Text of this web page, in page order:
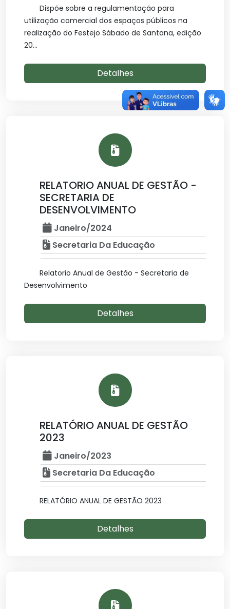
Dispõe sobre a regulamentação para
utilização comercial dos espaços públicos na
realização do Festejo Sábado de Santana, edição
20...
Detalhes
RELATORIO ANUAL DE GESTÃO -
SECRETARIA DE
DESENVOLVIMENTO
Janeiro/2024
Secretaria Da Educação
Relatorio Anual de Gestão - Secretaria de
Desenvolvimento
Detalhes
RELATÓRIO ANUAL DE GESTÃO
2023
Janeiro/2023
Secretaria Da Educação
RELATÓRIO ANUAL DE GESTÃO 2023
Detalhes